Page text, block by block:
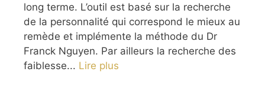
long terme. L’outil est basé sur la recherche
de la personnalité qui correspond le mieux au
remède et implémente la méthode du Dr
Franck Nguyen. Par ailleurs la recherche des
faiblesse... Lire plus